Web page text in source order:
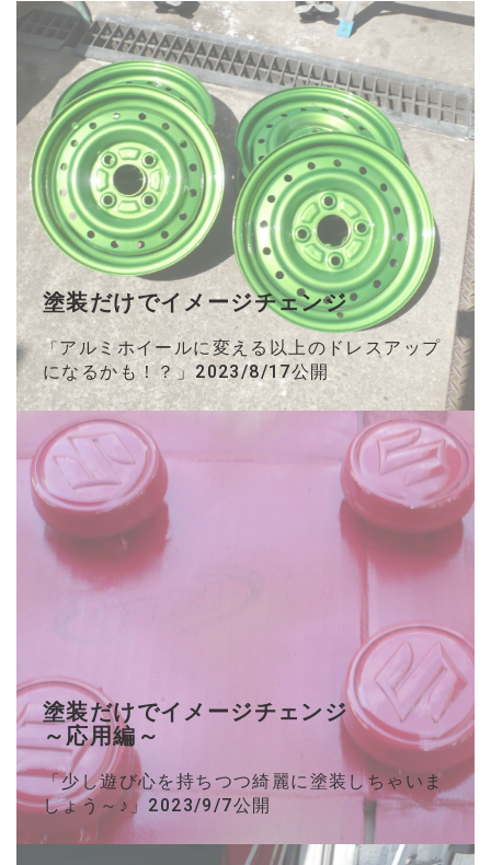
塗装だけでイメージチェンジ
「アルミホイールに変える以上のドレスアップ
になるかも！？」2023/8/17公開
塗装だけでイメージチェンジ
～応用編～
「少し遊び心を持ちつつ綺麗に塗装しちゃいま
しょう～♪」2023/9/7公開